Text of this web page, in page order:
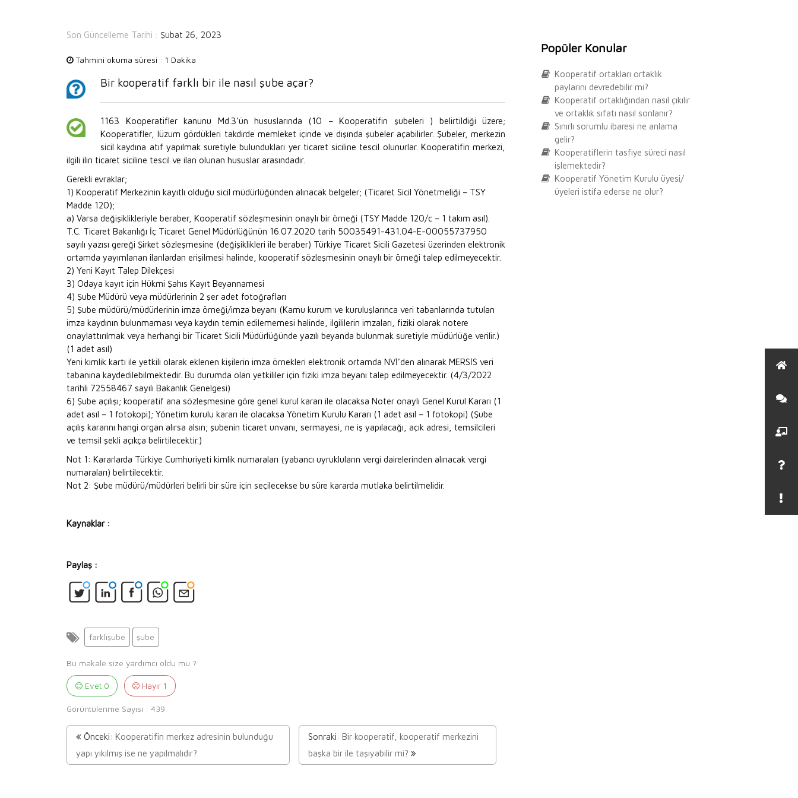
Son Güncelleme Tarihi : Şubat 26, 2023
Tahmini okuma süresi : 1 Dakika
Bir kooperatif farklı bir ile nasıl şube açar?
1163 Kooperatifler kanunu Md.3’ün hususlarında (10 – Kooperatifin şubeleri ) belirtildiği üzere;
Kooperatifler, lüzum gördükleri takdirde memleket içinde ve dışında şubeler açabilirler. Şubeler, merkezin
sicil kaydına atıf yapılmak suretiyle bulundukları yer ticaret siciline tescil olunurlar. Kooperatifin merkezi,
ilgili ilin ticaret siciline tescil ve ilan olunan hususlar arasındadır.
Gerekli evraklar;
1) Kooperatif Merkezinin kayıtlı olduğu sicil müdürlüğünden alınacak belgeler; (Ticaret Sicil Yönetmeliği – TSY
Madde 120);
a) Varsa değişiklikleriyle beraber, Kooperatif sözleşmesinin onaylı bir örneği (TSY Madde 120/c – 1 takım asıl).
T.C. Ticaret Bakanlığı İç Ticaret Genel Müdürlüğünün 16.07.2020 tarih 50035491-431.04-E-00055737950
sayılı yazısı gereği Şirket sözleşmesine (değişiklikleri ile beraber) Türkiye Ticaret Sicili Gazetesi üzerinden elektronik
ortamda yayımlanan ilanlardan erişilmesi halinde, kooperatif sözleşmesinin onaylı bir örneği talep edilmeyecektir.
2) Yeni Kayıt Talep Dilekçesi
3) Odaya kayıt için Hükmi Şahıs Kayıt Beyannamesi
4) Şube Müdürü veya müdürlerinin 2 şer adet fotoğrafları
5) Şube müdürü/müdürlerinin imza örneği/imza beyanı (Kamu kurum ve kuruluşlarınca veri tabanlarında tutulan
imza kaydının bulunmaması veya kaydın temin edilememesi halinde, ilgililerin imzaları, fiziki olarak notere
onaylattırılmak veya herhangi bir Ticaret Sicili Müdürlüğünde yazılı beyanda bulunmak suretiyle müdürlüğe verilir.)
(1 adet asıl)
Yeni kimlik kartı ile yetkili olarak eklenen kişilerin imza örnekleri elektronik ortamda NVİ’den alınarak MERSİS veri
tabanına kaydedilebilmektedir. Bu durumda olan yetkililer için fiziki imza beyanı talep edilmeyecektir. (4/3/2022
tarihli 72558467 sayılı Bakanlık Genelgesi)
6) Şube açılışı; kooperatif ana sözleşmesine göre genel kurul kararı ile olacaksa Noter onaylı Genel Kurul Kararı (1
adet asıl – 1 fotokopi); Yönetim kurulu kararı ile olacaksa Yönetim Kurulu Kararı (1 adet asıl – 1 fotokopi) (Şube
açılış kararını hangi organ alırsa alsın; şubenin ticaret unvanı, sermayesi, ne iş yapılacağı, açık adresi, temsilcileri
ve temsil şekli açıkça belirtilecektir.)
Not 1: Kararlarda Türkiye Cumhuriyeti kimlik numaraları (yabancı uyrukluların vergi dairelerinden alınacak vergi
numaraları) belirtilecektir.
Not 2: Şube müdürü/müdürleri belirli bir süre için seçilecekse bu süre kararda mutlaka belirtilmelidir.
Kaynaklar :
Paylaş :
farklışube şube
Bu makale size yardımcı oldu mu ?
Evet 0 Hayır 1
Görüntülenme Sayısı : 439
Önceki: Kooperatifin merkez adresinin bulunduğu
yapı yıkılmış ise ne yapılmalıdır?
Sonraki: Bir kooperatif, kooperatif merkezini
başka bir ile taşıyabilir mi?
Popüler Konular
Kooperatif ortakları ortaklık
paylarını devredebilir mi?
Kooperatif ortaklığından nasıl çıkılır
ve ortaklık sıfatı nasıl sonlanır?
Sınırlı sorumlu ibaresi ne anlama
gelir?
Kooperatiflerin tasfiye süreci nasıl
işlemektedir?
Kooperatif Yönetim Kurulu üyesi/
üyeleri istifa ederse ne olur?